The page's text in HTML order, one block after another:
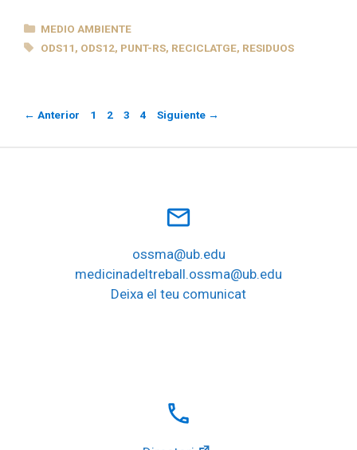
CATEGORÍAS
MEDIO AMBIENTE
ETIQUETAS
ODS11, ODS12, PUNT-RS, RECICLATGE, RESIDUOS
← Anterior Página
1 Página
2 Página
3 Página
4 Siguiente →
mail_outline
ossma@ub.edu
medicinadeltreball.ossma@ub.edu
Deixa el teu comunicat
local_phone